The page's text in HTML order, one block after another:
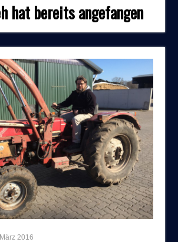
hat bereits angefangen
2016